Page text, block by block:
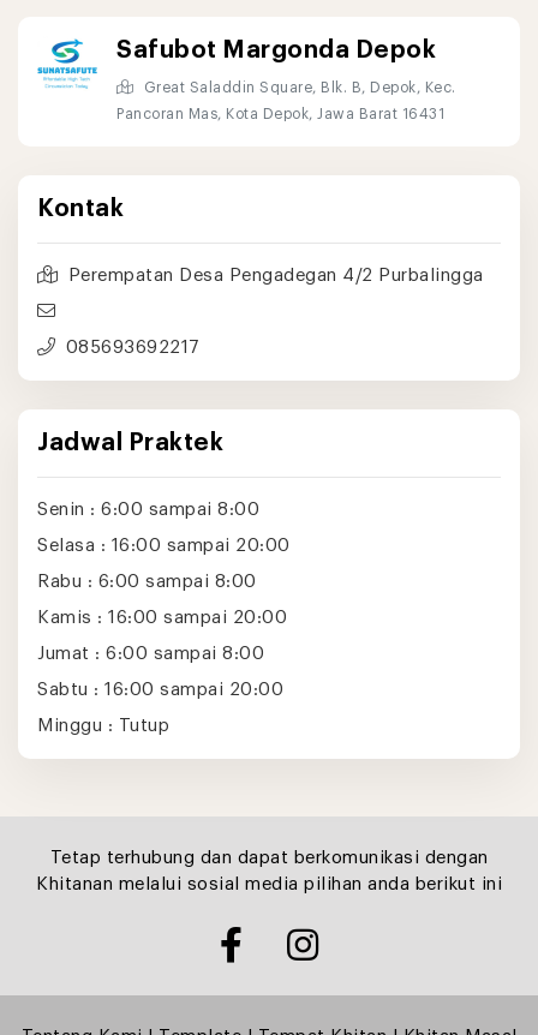
Safubot Margonda Depok
Great Saladdin Square, Blk. B, Depok, Kec.
Pancoran Mas, Kota Depok, Jawa Barat 16431
Kontak
Perempatan Desa Pengadegan 4/2 Purbalingga
085693692217
Jadwal Praktek
Senin : 6:00 sampai 8:00
Selasa : 16:00 sampai 20:00
Rabu : 6:00 sampai 8:00
Kamis : 16:00 sampai 20:00
Jumat : 6:00 sampai 8:00
Sabtu : 16:00 sampai 20:00
Minggu : Tutup
Tetap terhubung dan dapat berkomunikasi dengan
Khitanan melalui sosial media pilihan anda berikut ini